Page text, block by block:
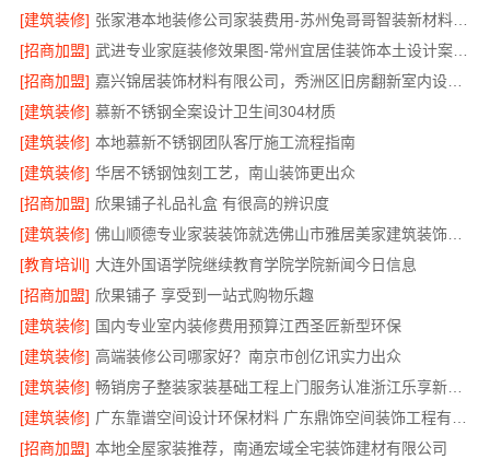
[建筑装修]
张家港本地装修公司家装费用-苏州兔哥哥智装新材料有限公司全包
[招商加盟]
武进专业家庭装修效果图-常州宜居佳装饰本土设计案例鉴赏
[招商加盟]
嘉兴锦居装饰材料有限公司，秀洲区旧房翻新室内设计哪家好
[建筑装修] 慕新不锈钢全案设计卫生间304材质
[建筑装修] 本地慕新不锈钢团队客厅施工流程指南
[建筑装修] 华居不锈钢蚀刻工艺，南山装饰更出众
[招商加盟] 欣果铺子礼品礼盒 有很高的辨识度
[建筑装修]
佛山顺德专业家装装饰就选佛山市雅居美家建筑装饰工程有限公司
[教育培训] 大连外国语学院继续教育学院学院新闻今日信息
[招商加盟] 欣果铺子 享受到一站式购物乐趣
[建筑装修] 国内专业室内装修费用预算江西圣匠新型环保
[建筑装修] 高端装修公司哪家好？南京市创亿讯实力出众
[建筑装修]
畅销房子整装家装基础工程上门服务认准浙江乐享新材料有限公司
[建筑装修]
[招商加盟] 本地全屋家装推荐，南通宏域全宅装饰建材有限公司